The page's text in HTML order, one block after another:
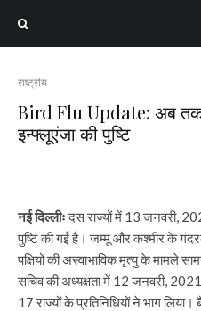
राष्ट्रीय
Bird Flu Update: अब तक
इन्फ्लूएंजा की पुष्टि
नई दिल्लीःदस राज्यों में 13 जनवरी,
पुष्टि की गई है। जम्मू और कश्मीर के
पक्षियों की अस्वाभाविक मृत्यु के मामले
सचिव की अध्यक्षता में 12 जनवरी,
17 राज्यों के प्रतिनिधियों ने भाग